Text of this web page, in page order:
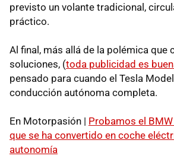
previsto un volante tradicional,
práctico.
Al final, más allá de la polémica que
soluciones, (toda publicidad es
pensado para cuando el Tesla
conducción autónoma completa.
En Motorpasión | Probamos el
que se ha convertido en coche
autonomía